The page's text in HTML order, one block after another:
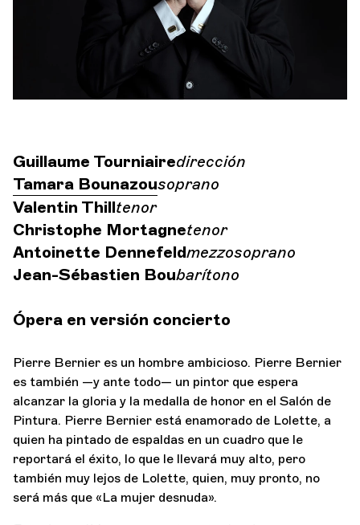
Guillaume Tourniairedirección
Tamara Bounazousoprano
Valentin Thilltenor
Christophe Mortagnetenor
Antoinette Dennefeldmezzosoprano
Jean-Sébastien Boubarítono
Ópera en versión concierto
Pierre Bernier es un hombre ambicioso. Pierre Bernier
es también —y ante todo— un pintor que espera
alcanzar la gloria y la medalla de honor en el Salón de
Pintura. Pierre Bernier está enamorado de Lolette, a
quien ha pintado de espaldas en un cuadro que le
reportará el éxito, lo que le llevará muy alto, pero
también muy lejos de Lolette, quien, muy pronto, no
será más que «La mujer desnuda».
Espacio Pro
Iniciar sesión